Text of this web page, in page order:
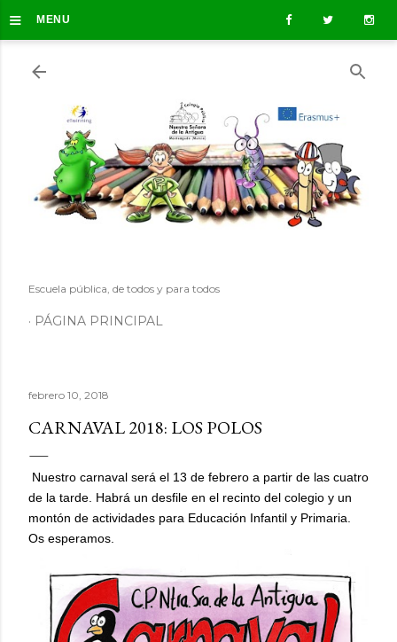
≡ MENU Ir al contenido principal
Escuela pública, de todos y para todos
PÁGINA PRINCIPAL
febrero 10, 2018
CARNAVAL 2018: LOS POLOS
Nuestro carnaval será el 13 de febrero a partir de las cuatro
de la tarde. Habrá un desfile en el recinto del colegio y un
montón de actividades para Educación Infantil y Primaria.
Os esperamos.